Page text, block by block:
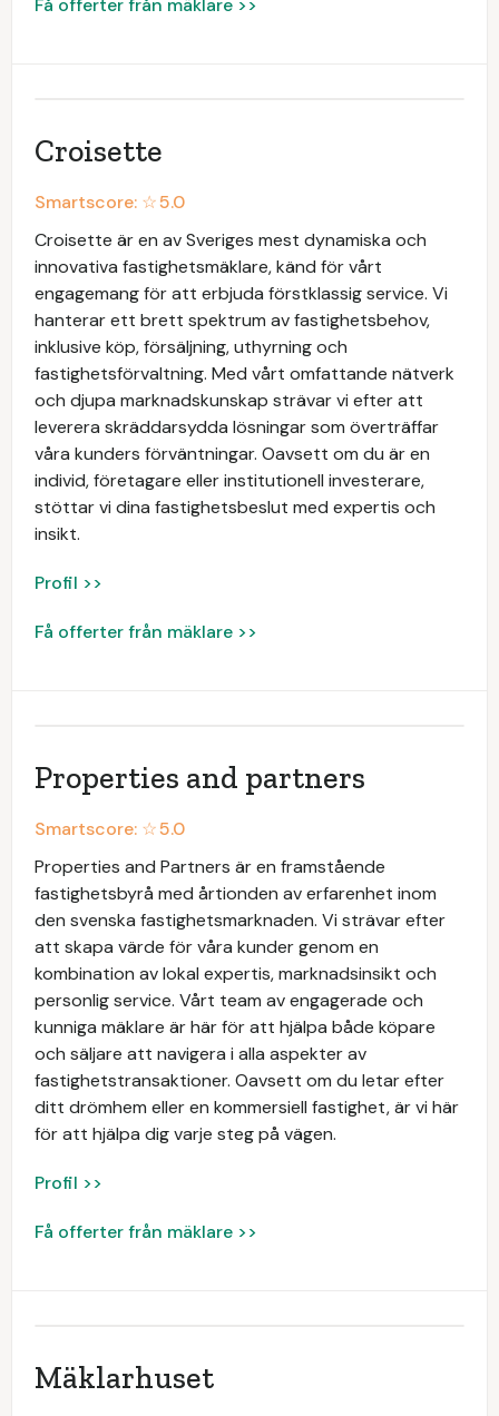
Få offerter från mäklare >>
Croisette
Smartscore: ☆5.0
Croisette är en av Sveriges mest dynamiska och
innovativa fastighetsmäklare, känd för vårt
engagemang för att erbjuda förstklassig service. Vi
hanterar ett brett spektrum av fastighetsbehov,
inklusive köp, försäljning, uthyrning och
fastighetsförvaltning. Med vårt omfattande nätverk
och djupa marknadskunskap strävar vi efter att
leverera skräddarsydda lösningar som överträffar
våra kunders förväntningar. Oavsett om du är en
individ, företagare eller institutionell investerare,
stöttar vi dina fastighetsbeslut med expertis och
insikt.
Profil >>
Få offerter från mäklare >>
Properties and partners
Smartscore: ☆5.0
Properties and Partners är en framstående
fastighetsbyrå med årtionden av erfarenhet inom
den svenska fastighetsmarknaden. Vi strävar efter
att skapa värde för våra kunder genom en
kombination av lokal expertis, marknadsinsikt och
personlig service. Vårt team av engagerade och
kunniga mäklare är här för att hjälpa både köpare
och säljare att navigera i alla aspekter av
fastighetstransaktioner. Oavsett om du letar efter
ditt drömhem eller en kommersiell fastighet, är vi här
för att hjälpa dig varje steg på vägen.
Profil >>
Få offerter från mäklare >>
Mäklarhuset